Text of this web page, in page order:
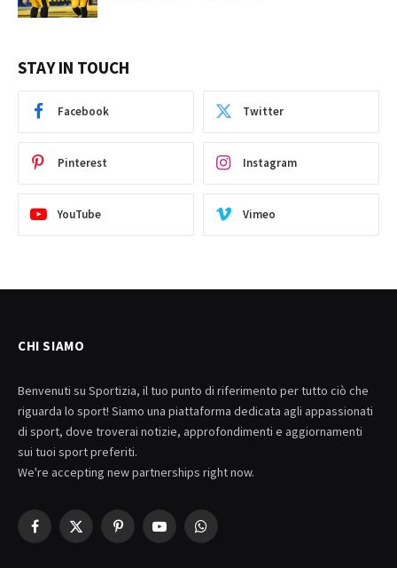
STAY IN TOUCH
Facebook Twitter
Pinterest Instagram
YouTube Vimeo
CHI SIAMO
Benvenuti su Sportizia, il tuo punto di riferimento per tutto ciò che
riguarda lo sport! Siamo una piattaforma dedicata agli appassionati
di sport, dove troverai notizie, approfondimenti e aggiornamenti
sui tuoi sport preferiti.
We're accepting new partnerships right now.
Facebook
X
PinterestYouTubeWhatsApp